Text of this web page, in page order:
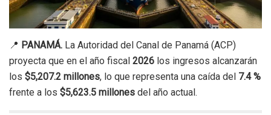
📍 PANAMÁ. La Autoridad del Canal de Panamá (ACP)
proyecta que en el año fiscal 2026 los ingresos alcanzarán
los $5,207.2 millones, lo que representa una caída del 7.4 %
frente a los $5,623.5 millones del año actual.